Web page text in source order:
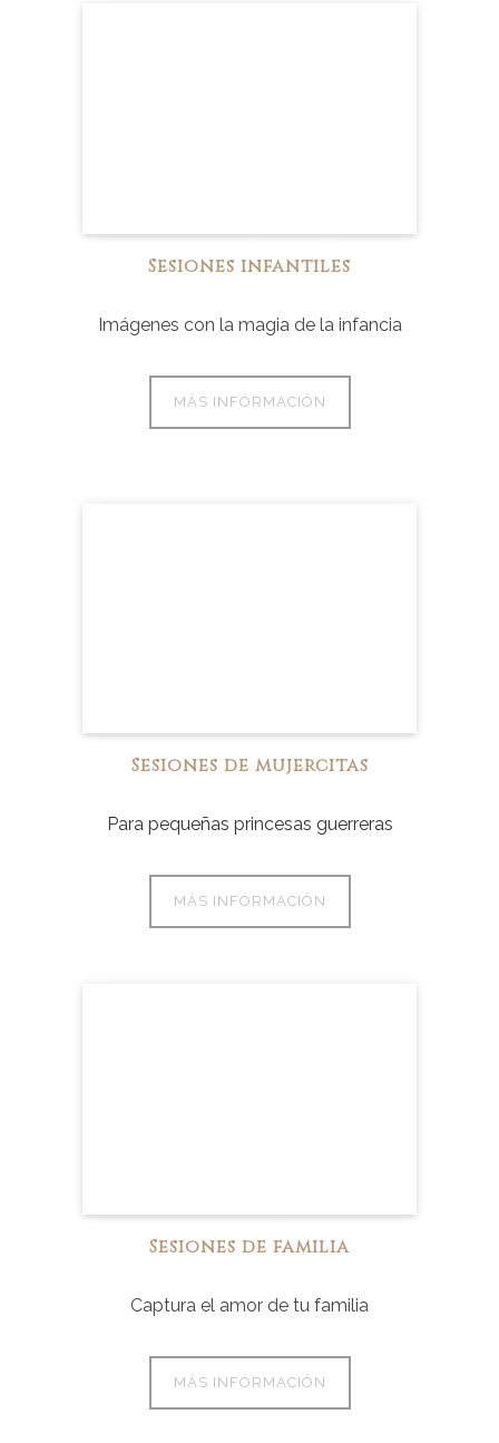
Sesiones infantiles
Imágenes con la magia de la infancia
MÁS INFORMACIÓN
Sesiones de mujercitas
Para pequeñas princesas guerreras
MÁS INFORMACIÓN
Sesiones de familia
Captura el amor de tu familia
MÁS INFORMACIÓN